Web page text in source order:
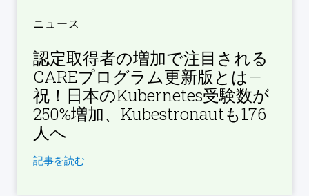
ニュース
認定取得者の増加で注目される
CAREプログラム更新版とは—
祝！日本のKubernetes受験数が
250%増加、Kubestronautも176
人へ
記事を読む